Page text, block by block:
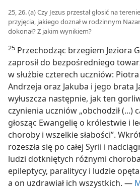
25, 26. (a) Czy Jezus przestał głosić na
przyjęcia, jakiego doznał w rodzinnym
dokonał? Z jakim wynikiem?
25 Przechodząc brzegiem Jeziora
zaprosił do bezpośredniego
w służbie czterech uczniów:
Andrzeja oraz Jakuba i jego brata
wyłuszcza następnie, jak ten
czynienia uczniów „obchodził (...)
głosząc Ewangelię o królestwie i
choroby i wszelkie słabości”.
rozeszła się po całej Syrii i
ludzi dotkniętych różnymi
epileptycy, paralitycy i ludzie
a on uzdrawiał ich wszystkich. —